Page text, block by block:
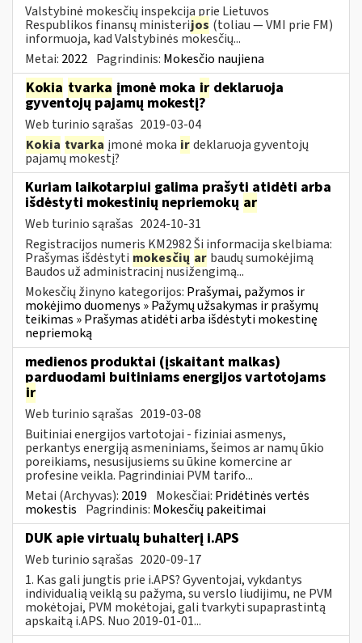
Valstybinė mokesčių inspekcija prie Lietuvos
Respublikos finansų ministerijos (toliau ― VMI prie FM)
informuoja, kad Valstybinės mokesčių...
Metai: 2022 Pagrindinis: Mokesčio naujiena
Kokia tvarka įmonė moka ir deklaruoja
gyventojų pajamų mokestį?
Web turinio sąrašas 2019-03-04
Kokia tvarka įmonė moka irdeklaruoja gyventojų
pajamų mokestį?
Kuriam laikotarpiui galima prašyti atidėti arba
išdėstyti mokestinių nepriemokų ar
Web turinio sąrašas 2024-10-31
Registracijos numeris KM2982 Ši informacija skelbiama:
Prašymas išdėstyti mokesčių ar baudų sumokėjimą
Baudos už administracinį nusižengimą...
Mokesčių žinyno kategorijos: Prašymai, pažymos ir
mokėjimo duomenys » Pažymų užsakymas ir prašymų
teikimas » Prašymas atidėti arba išdėstyti mokestinę
nepriemoką
medienos produktai (įskaitant malkas)
parduodami buitiniams energijos vartotojams
ir
Web turinio sąrašas 2019-03-08
Buitiniai energijos vartotojai - fiziniai asmenys,
perkantys energiją asmeniniams, šeimos ar namų ūkio
poreikiams, nesusijusiems su ūkine komercine ar
profesine veikla. Pagrindiniai PVM tarifo...
Metai (Archyvas): 2019 Mokesčiai: Pridėtinės vertės
mokestis Pagrindinis: Mokesčių pakeitimai
DUK apie virtualų buhalterį i.APS
Web turinio sąrašas 2020-09-17
1. Kas gali jungtis prie i.APS? Gyventojai, vykdantys
individualią veiklą su pažyma, su verslo liudijimu, ne PVM
mokėtojai, PVM mokėtojai, gali tvarkyti supaprastintą
apskaitą i.APS. Nuo 2019-01-01...